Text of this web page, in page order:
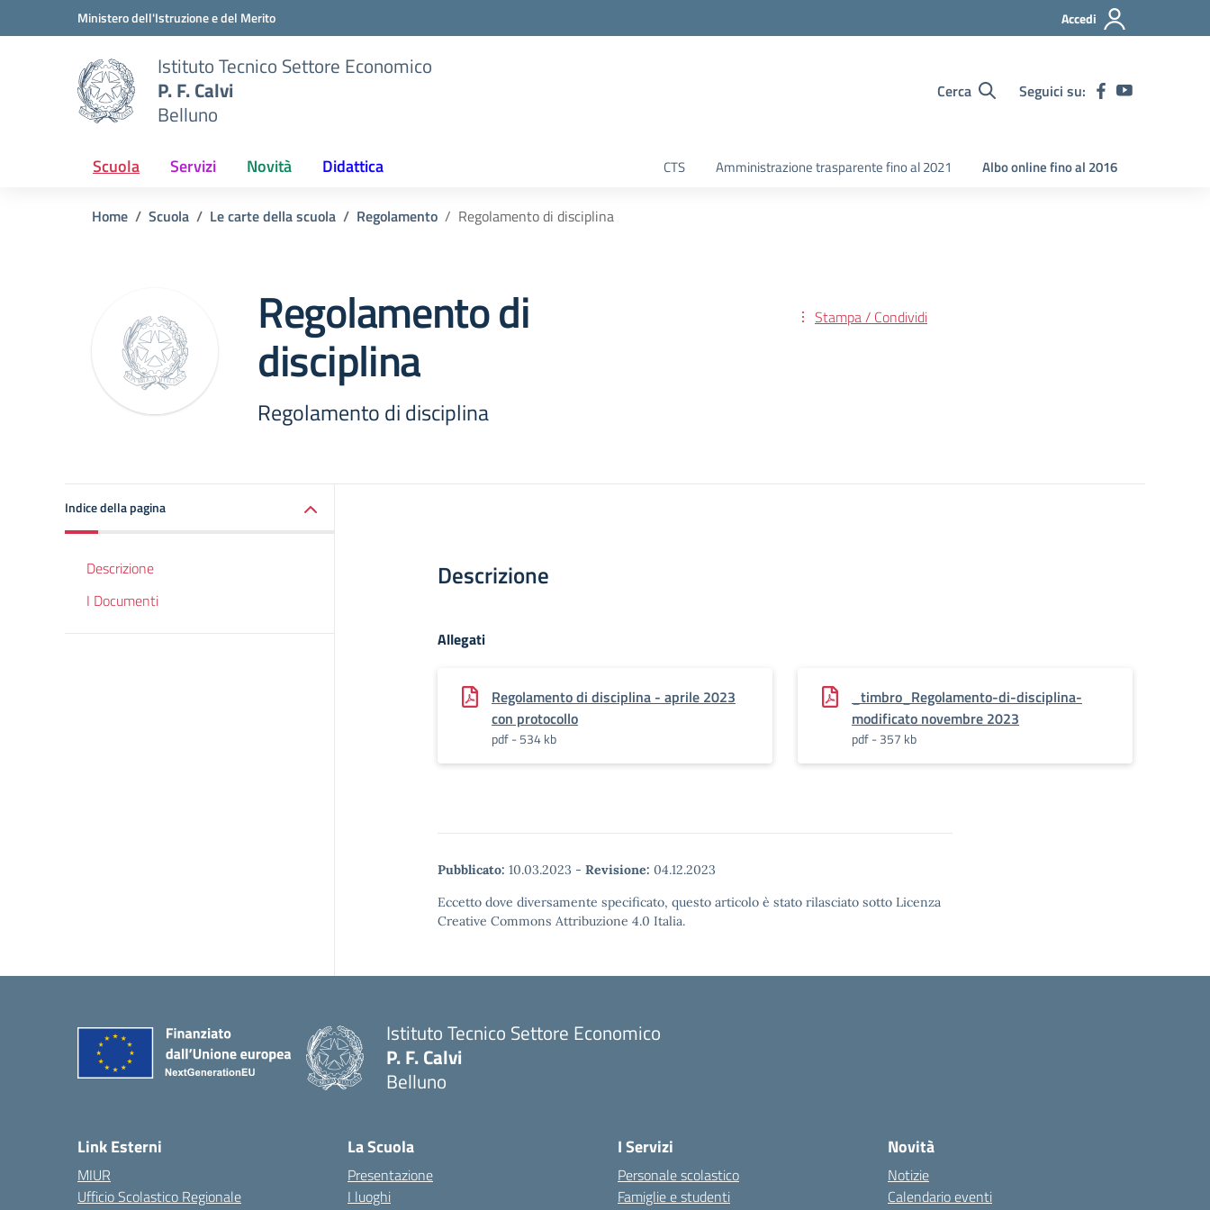
Vai ai contenuti
Vai al menu di navigazioneMinistero dell'Istruzione e del Merito Accedi
Istituto Tecnico Settore Economico
P. F. Calvi
Belluno
Cerca Seguici su:
Scuola Servizi Novità Didattica CTS Amministrazione trasparente fino al 2021 Albo online fino al 2016
Home Scuola Le carte della scuola Regolamento Regolamento di disciplina
Regolamento di
disciplina
Regolamento di disciplina
Stampa / Condividi
Indice della pagina
Descrizione
I Documenti
Descrizione
Allegati
Regolamento di disciplina - aprile 2023
con protocollo
pdf - 534 kb
_timbro_Regolamento-di-disciplina-
modificato novembre 2023
pdf - 357 kb
Pubblicato: 10.03.2023 - Revisione: 04.12.2023
Eccetto dove diversamente specificato, questo articolo è stato rilasciato sotto Licenza
Creative Commons Attribuzione 4.0 Italia.
Istituto Tecnico Settore Economico
P. F. Calvi
Belluno
Link Esterni
MIUR
Ufficio Scolastico Regionale
La Scuola
Presentazione
I luoghi
I Servizi
Personale scolastico
Famiglie e studenti
Novità
Notizie
Calendario eventi